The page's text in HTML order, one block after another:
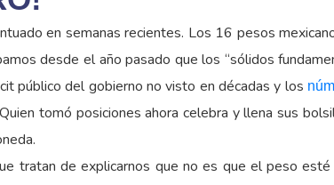
en semanas recientes. Los 16 pesos
desde el año pasado que los “sólidos
público del gobierno no visto en décadas y los
tomó posiciones ahora celebra y llena sus
tratan de explicarnos que no es que el peso